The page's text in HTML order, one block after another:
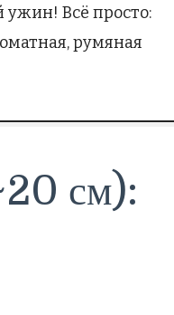
ужин! Всё просто:
румяная
см):